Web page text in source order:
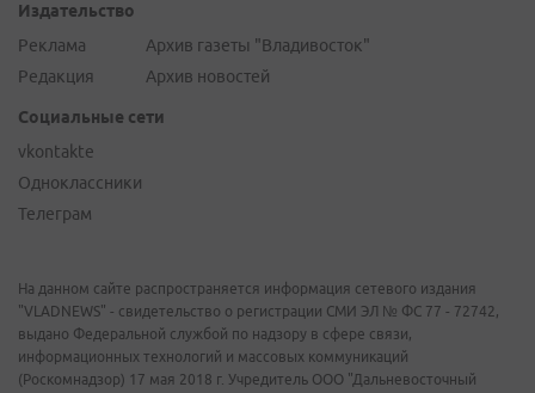
Издательство
Реклама
Редакция
Архив газеты "Владивосток"
Архив новостей
Социальные сети
vkontakte
Одноклассники
Телеграм
На данном сайте распространяется информация сетевого издания
"VLADNEWS" - свидетельство о регистрации СМИ ЭЛ № ФС 77 - 72742,
выдано Федеральной службой по надзору в сфере связи,
информационных технологий и массовых коммуникаций
(Роскомнадзор) 17 мая 2018 г. Учредитель ООО "Дальневосточный